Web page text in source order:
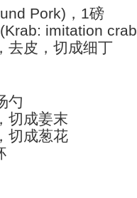
Pork)，1磅
imitation
去皮，切成细丁
勺
切成姜末
切成葱花